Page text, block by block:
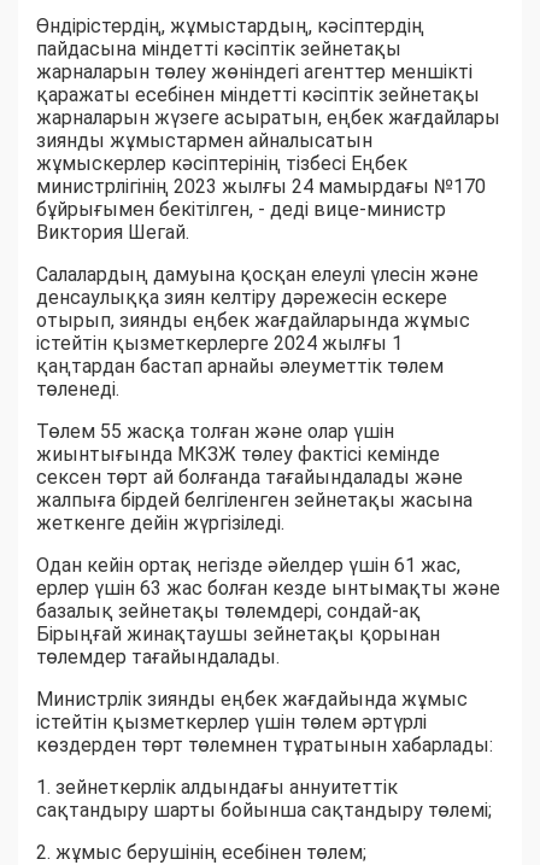
Өндірістердің, жұмыстардың, кәсіптердің
пайдасына міндетті кәсіптік зейнетақы
жарналарын төлеу жөніндегі агенттер меншікті
қаражаты есебінен міндетті кәсіптік зейнетақы
жарналарын жүзеге асыратын, еңбек жағдайлары
зиянды жұмыстармен айналысатын
жұмыскерлер кәсіптерінің тізбесі Еңбек
министрлігінің 2023 жылғы 24 мамырдағы №170
бұйрығымен бекітілген, - деді вице-министр
Виктория Шегай.
Салалардың дамуына қосқан елеулі үлесін және
денсаулыққа зиян келтіру дәрежесін ескере
отырып, зиянды еңбек жағдайларында жұмыс
істейтін қызметкерлерге 2024 жылғы 1
қаңтардан бастап арнайы әлеуметтік төлем
төленеді.
Төлем 55 жасқа толған және олар үшін
жиынтығында МКЗЖ төлеу фактісі кемінде
сексен төрт ай болғанда тағайындалады және
жалпыға бірдей белгіленген зейнетақы жасына
жеткенге дейін жүргізіледі.
Одан кейін ортақ негізде әйелдер үшін 61 жас,
ерлер үшін 63 жас болған кезде ынтымақты және
базалық зейнетақы төлемдері, сондай-ақ
Бірыңғай жинақтаушы зейнетақы қорынан
төлемдер тағайындалады.
Министрлік зиянды еңбек жағдайында жұмыс
істейтін қызметкерлер үшін төлем әртүрлі
көздерден төрт төлемнен тұратынын хабарлады:
1. зейнеткерлік алдындағы аннуитеттік
сақтандыру шарты бойынша сақтандыру төлемі;
2. жұмыс берушінің есебінен төлем;